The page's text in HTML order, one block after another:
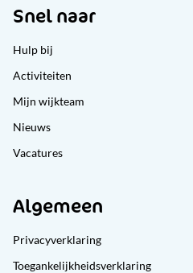
Snel naar
Hulp bij
Activiteiten
Mijn wijkteam
Nieuws
Vacatures
Algemeen
Privacyverklaring
Toegankelijkheidsverklaring